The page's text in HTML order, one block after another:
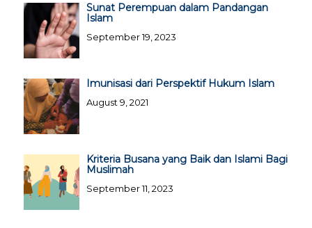
Sunat Perempuan dalam Pandangan
Islam
September 19, 2023
Imunisasi dari Perspektif Hukum Islam
August 9, 2021
Kriteria Busana yang Baik dan Islami Bagi
Muslimah
September 11, 2023